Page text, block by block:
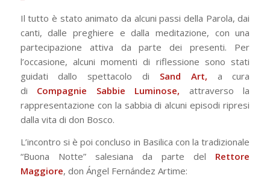
Il tutto è stato animato da alcuni passi della Parola, dai
canti, dalle preghiere e dalla meditazione, con una
partecipazione attiva da parte dei presenti. Per
l’occasione, alcuni momenti di riflessione sono stati
guidati dallo spettacolo di Sand Art, a cura
di Compagnie Sabbie Luminose,
attraverso la
rappresentazione con la sabbia di alcuni episodi ripresi
dalla vita di don Bosco.
L’incontro si è poi concluso in Basilica con la tradizionale
“Buona Notte” salesiana da parte del Rettore
Maggiore, don Ángel Fernández Artime: